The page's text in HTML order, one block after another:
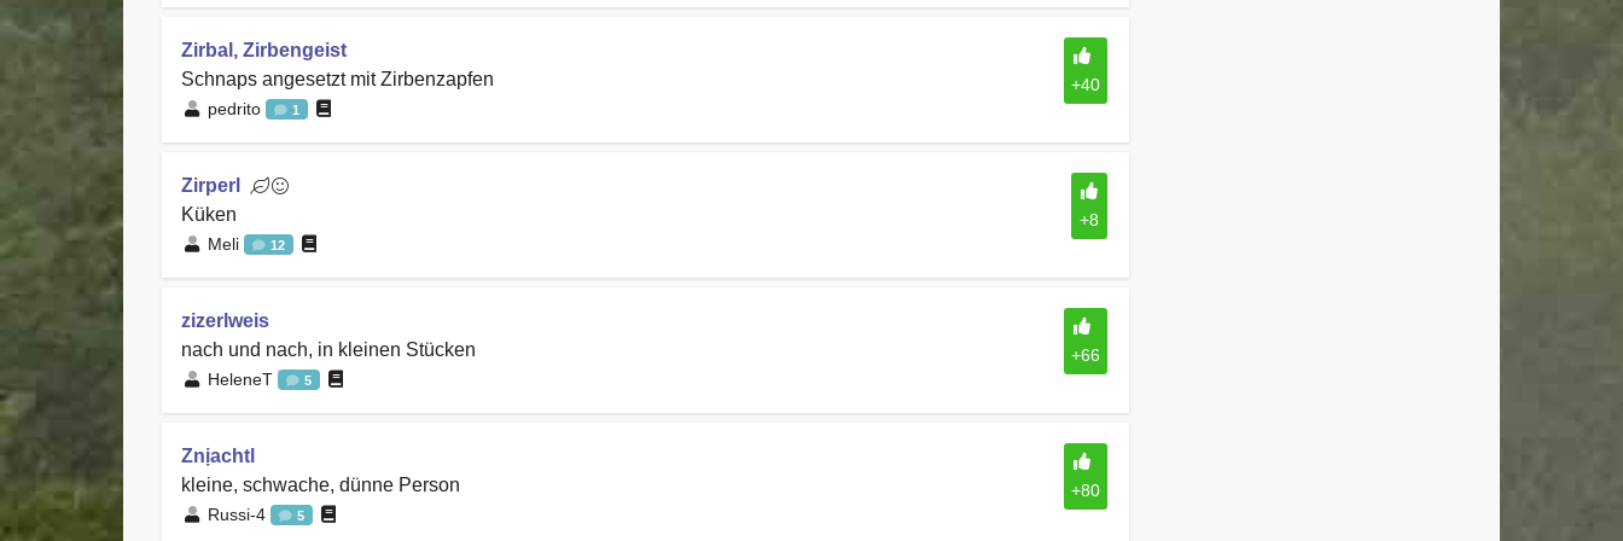
+40
Zirbal, Zirbengeist
Schnaps angesetzt mit Zirbenzapfen
pedrito 1
+8
Zirperl
Küken
Meli 12
+66
zizerlweis
nach und nach, in kleinen Stücken
HeleneT 5
+80
Znịachtl
kleine, schwache, dünne Person
Russi-4 5